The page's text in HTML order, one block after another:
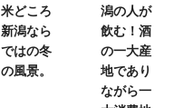
米どころ
新潟なら
ではの冬
の風景。
潟の人が
飲む！ 酒
の一大産
地であり
ながら一